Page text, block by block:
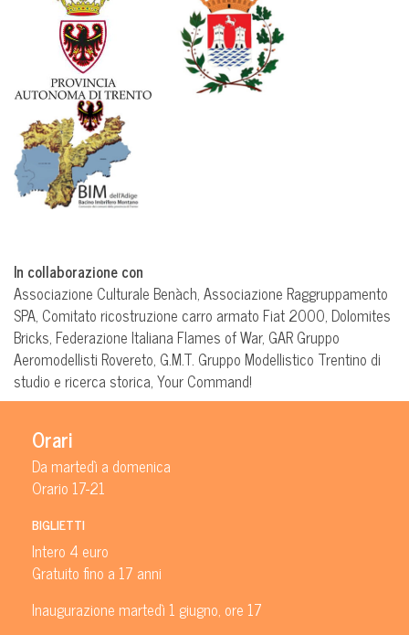
In collaborazione con
Associazione Culturale Benàch, Associazione Raggruppamento
SPA, Comitato ricostruzione carro armato Fiat 2000, Dolomites
Bricks, Federazione Italiana Flames of War, GAR Gruppo
Aeromodellisti Rovereto, G.M.T. Gruppo Modellistico Trentino di
studio e ricerca storica, Your Command!
Orari
Da martedì a domenica
Orario 17-21
BIGLIETTI
Intero 4 euro
Gratuito fino a 17 anni
Inaugurazione martedì 1 giugno, ore 17